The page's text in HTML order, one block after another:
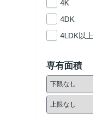
4K
4DK
4LDK以上
専有面積